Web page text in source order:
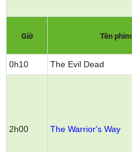
Giờ Tên phim
0h10 The Evil Dead
2h00 The Warrior's Way